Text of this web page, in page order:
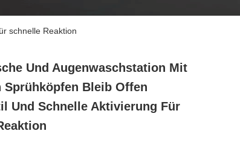
schnelle Reaktion
Und Augenwaschstation Mit
Sprühköpfen Bleib Offen
Und Schnelle Aktivierung Für